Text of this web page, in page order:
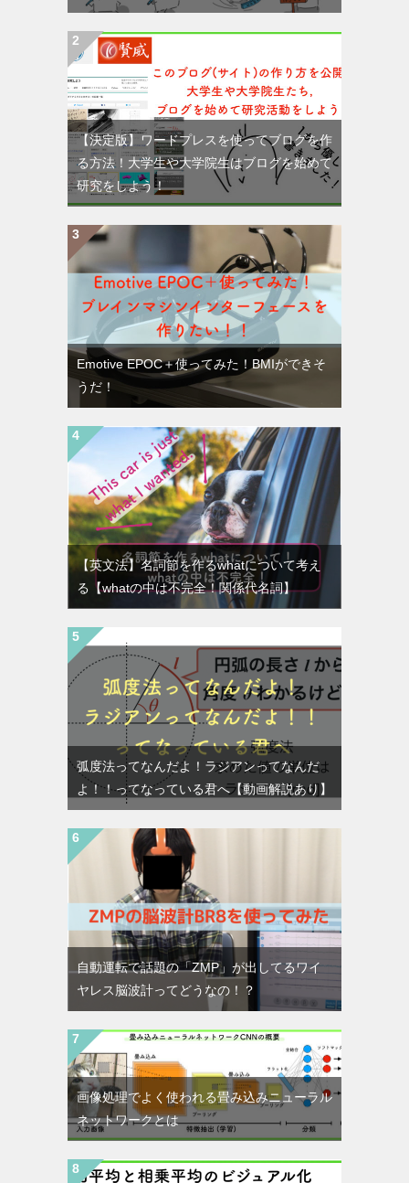
【決定版】ワードプレスを使ってブログを作
る方法！大学生や大学院生はブログを始めて
研究をしよう！
Emotive EPOC＋使ってみた！BMIができそ
うだ！
【英文法】名詞節を作るwhatについて考え
る【whatの中は不完全！関係代名詞】
弧度法ってなんだよ！ラジアンってなんだ
よ！！ってなっている君へ【動画解説あり】
自動運転で話題の「ZMP」が出してるワイ
ヤレス脳波計ってどうなの！？
画像処理でよく使われる畳み込みニューラル
ネットワークとは